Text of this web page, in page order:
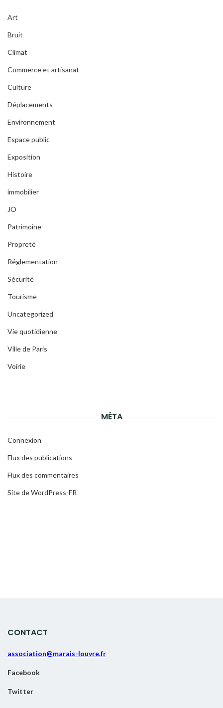
Art
Bruit
Climat
Commerce et artisanat
Culture
Déplacements
Environnement
Espace public
Exposition
Histoire
immobilier
JO
Patrimoine
Propreté
Réglementation
Sécurité
Tourisme
Uncategorized
Vie quotidienne
Ville de Paris
Voirie
MÉTA
Connexion
Flux des publications
Flux des commentaires
Site de WordPress-FR
CONTACT
association@marais-louvre.fr
Facebook
Twitter